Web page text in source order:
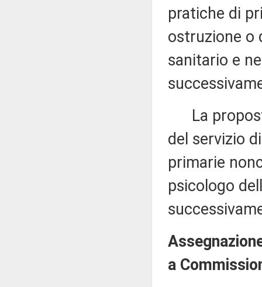
pratiche di
ostruzione o
sanitario e
La
del servizio
primarie
psicologo
a